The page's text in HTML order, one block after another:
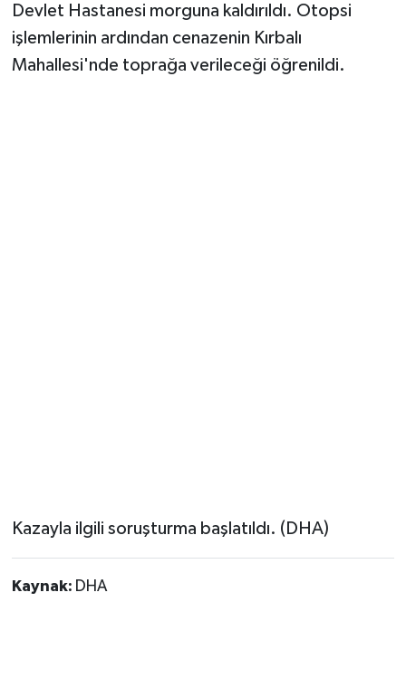
Devlet Hastanesi morguna kaldırıldı. Otopsi
işlemlerinin ardından cenazenin Kırbalı
Mahallesi'nde toprağa verileceği öğrenildi.
Kazayla ilgili soruşturma başlatıldı. (DHA)
Kaynak: DHA
Yaşam